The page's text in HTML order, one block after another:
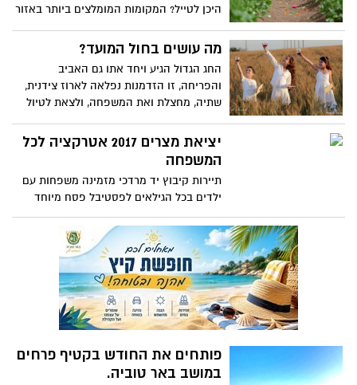
היכן לטייל? המקומות המומלצים ביותר באזור
מה עושים בחול המועד?
החג הגדול הגיע ויחד אתו גם האביב
והפריחה, זו הזדמנות נפלאה לארוז צידנית,
שתיה, מחצלת ואת המשפחה, ולצאת לטיול
יציאת מצרים 2017 אטרקציה לכל
המשפחה
תיירות קיבוץ יד מרדכי מזמינה משפחות עם
ילדים בכל הגילאים לפסטיבל פסח מיוחד
וחוויתי שיתקיים בחול המועד .
פותחים את החודש בקטיף פרחים
במושב באר טוביה.